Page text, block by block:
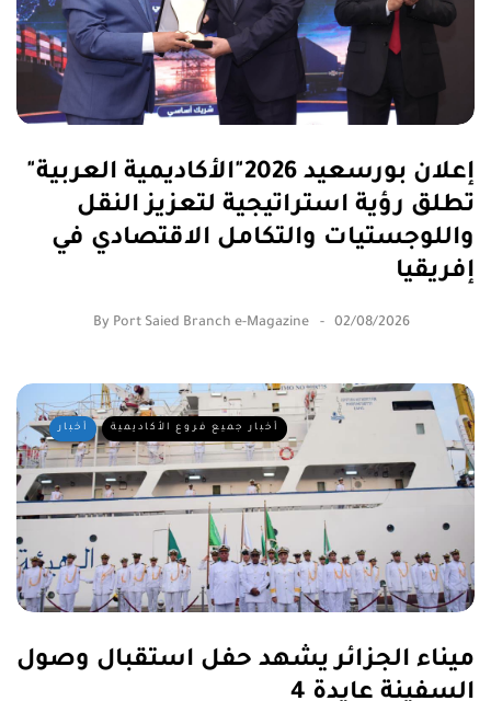
إعلان بورسعيد 2026"الأكاديمية العربية"
تطلق رؤية استراتيجية لتعزيز النقل
واللوجستيات والتكامل الاقتصادي في
إفريقيا
By Port Saied Branch e-Magazine 02/08/2026
أخبار أخبار جميع فروع الأكاديمية
ميناء الجزائر يشهد حفل استقبال وصول
السفينة عايدة 4